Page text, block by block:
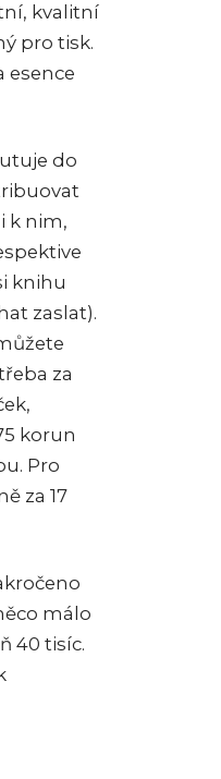
kvalitní
pro tisk.
esence
do
k nim,
knihu
zaslat).
za
korun
Pro
za 17
málo
40 tisíc.